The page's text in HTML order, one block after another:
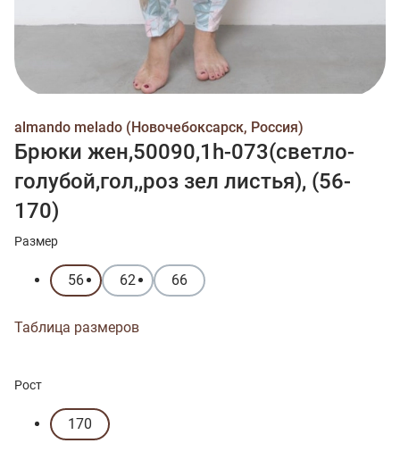
almando melado (Новочебоксарск, Россия)
Брюки жен,50090,1h-073(светло-
голубой,гол,,роз зел листья), (56-
170)
Размер
56 62 66
Таблица размеров
Рост
170